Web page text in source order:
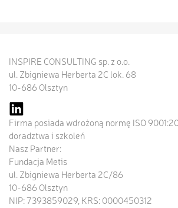
INSPIRE CONSULTING sp. z o.o.
ul. Zbigniewa Herberta 2C lok. 68
10-686 Olsztyn
Firma posiada wdrożoną normę ISO
doradztwa i szkoleń
Nasz Partner:
Fundacja Metis
ul. Zbigniewa Herberta 2C/86
10-686 Olsztyn
NIP: 7393859029, KRS: 0000450312